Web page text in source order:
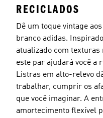
RECICLADOS
Dê um toque vintage
branco adidas.
atualizado com texturas
este par ajudará você a
Listras em alto-relevo
trabalhar, cumprir os
que você imaginar. A
amortecimento flexível